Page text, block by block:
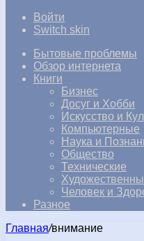
Войти
Switch skin
Бытовые проблемы
Обзор интернета
Книги
Бизнес
Досуг и Хобби
Искусство и
Компьютерные
Наука и
Общество
Технические
Человек и
Разное
Главная/внимание